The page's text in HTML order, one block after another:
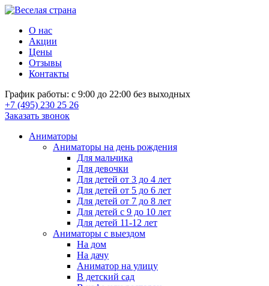
О нас
Акции
Цены
Отзывы
Контакты
График работы: с 9:00 до 22:00 без выходных
+7 (495) 230 25 26
Заказать звонок
Аниматоры
Аниматоры на день рождения
Для мальчика
Для девочки
Для детей от 3 до 4 лет
Для детей от 5 до 6 лет
Для детей от 7 до 8 лет
Для детей с 9 до 10 лет
Для детей 11-12 лет
Аниматоры с выездом
На дом
На дачу
Аниматор на улицу
В детский сад